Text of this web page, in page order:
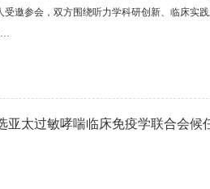
受邀参会，双方围绕听力学科研创新、临床实
…
亚太过敏哮喘临床免疫学联合会候